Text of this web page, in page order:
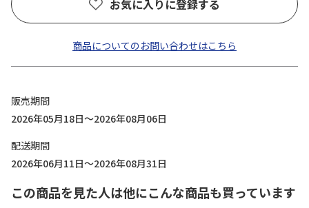
お気に入りに登録する
商品についてのお問い合わせはこちら
販売期間
2026年05月18日～2026年08月06日
配送期間
2026年06月11日～2026年08月31日
この商品を見た人は他にこんな商品も買っています